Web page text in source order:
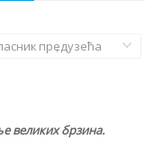
предузећа
,
великих брзина.